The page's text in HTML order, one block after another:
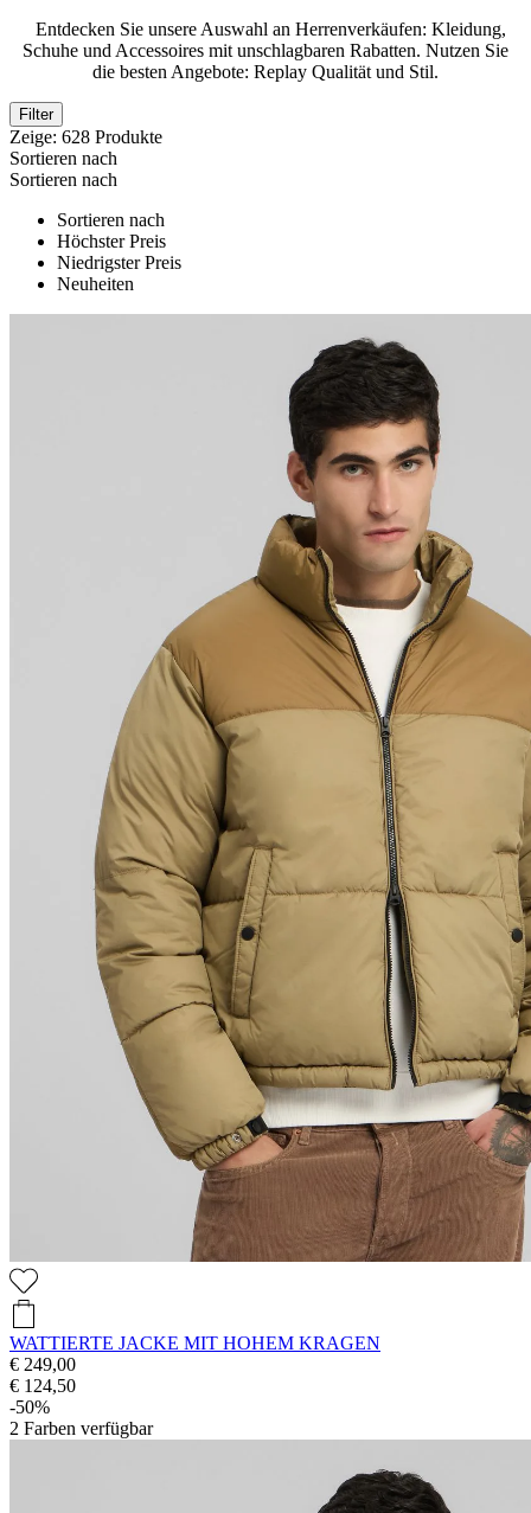
Entdecken Sie unsere Auswahl an Herrenverkäufen: Kleidung,
Schuhe und Accessoires mit unschlagbaren Rabatten. Nutzen Sie
die besten Angebote: Replay Qualität und Stil.
Filter
Zeige: 628 Produkte
Sortieren nach
Sortieren nach
Sortieren nach
Höchster Preis
Niedrigster Preis
Neuheiten
WATTIERTE JACKE MIT HOHEM KRAGEN
€ 249,00
€ 124,50
-50%
2 Farben verfügbar